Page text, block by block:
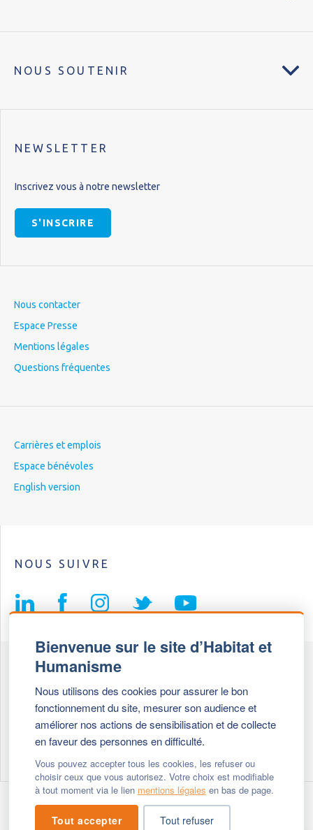
Bienvenue sur le site d’Habitat et
Humanisme
Nous utilisons des cookies pour assurer le bon
fonctionnement du site, mesurer son audience et
améliorer nos actions de sensibilisation et de collecte
en faveur des personnes en difficulté.
Vous pouvez accepter tous les cookies, les refuser ou
choisir ceux que vous autorisez. Votre choix est modifiable
à tout moment via le lien mentions légales en bas de page.
Tout accepter Tout refuser
NOUS SOUTENIR
NEWSLETTER
Inscrivez vous à notre newsletter
S'INSCRIRE
Nous contacter
Espace Presse
Mentions légales
Questions fréquentes
Carrières et emplois
Espace bénévoles
English version
NOUS SUIVRE
69647 Caluire et Cuire cedex
+ 33 (0)4 72 27 42 58
- © 2026 Habitat & Humanisme